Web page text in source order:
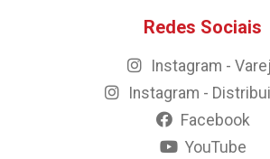
Redes Sociais
Instagram -
Instagram -
Facebook
YouTube